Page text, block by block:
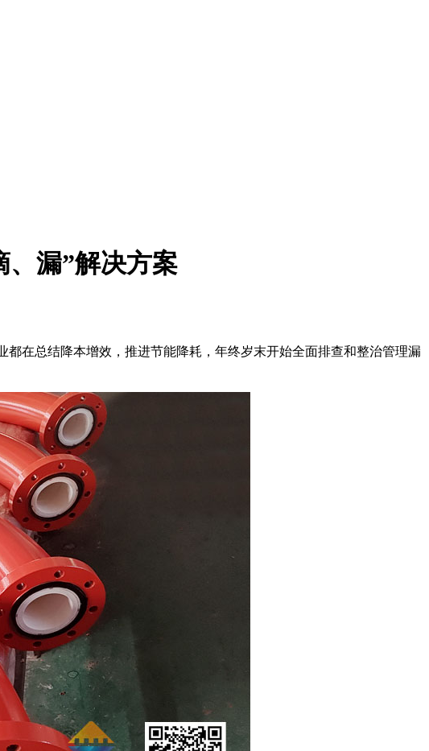
漏”解决方案
在总结降本增效，推进节能降耗，年终岁末开始全面排查和整治管理漏